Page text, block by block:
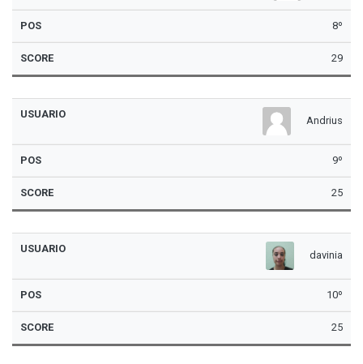
8º
29
Andrius
9º
25
davinia
10º
25